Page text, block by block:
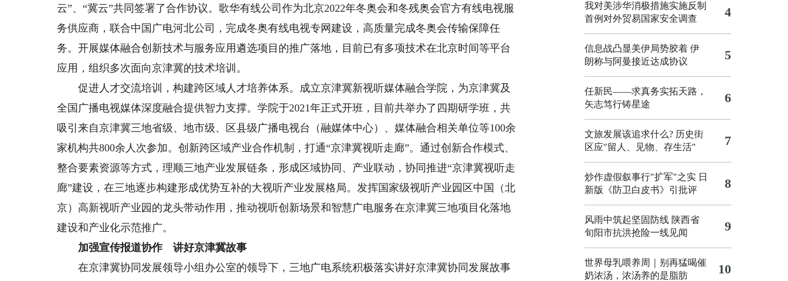
云”、“冀云”共同签署了合作协议。歌华有线公司作为北京2022年冬奥会和冬残奥会官方有线电视服
务供应商，联合中国广电河北公司，完成冬奥有线电视专网建设，高质量完成冬奥会传输保障任
务。开展媒体融合创新技术与服务应用遴选项目的推广落地，目前已有多项技术在北京时间等平台
应用，组织多次面向京津冀的技术培训。
促进人才交流培训，构建跨区域人才培养体系。成立京津冀新视听媒体融合学院，为京津冀及
全国广播电视媒体深度融合提供智力支撑。学院于2021年正式开班，目前共举办了四期研学班，共
吸引来自京津冀三地省级、地市级、区县级广播电视台（融媒体中心）、媒体融合相关单位等100余
家机构共800余人次参加。创新跨区域产业合作机制，打通“京津冀视听走廊”。通过创新合作模式、
整合要素资源等方式，理顺三地产业发展链条，形成区域协同、产业联动，协同推进“京津冀视听走
廊”建设，在三地逐步构建形成优势互补的大视听产业发展格局。发挥国家级视听产业园区中国（北
京）高新视听产业园的龙头带动作用，推动视听创新场景和智慧广电服务在京津冀三地项目化落地
建设和产业化示范推广。
加强宣传报道协作 讲好京津冀故事
在京津冀协同发展领导小组办公室的领导下，三地广电系统积极落实讲好京津冀协同发展故事
我对美涉华消极措施实施反制
首例对外贸易国家安全调查
4
信息战凸显美伊局势胶着 伊
朗称与阿曼接近达成协议
5
任新民——求真务实拓天路，
矢志笃行铸星途
6
文旅发展该追求什么? 历史街
区应"留人、见物、存生活"
7
炒作虚假叙事行"扩军"之实 日
新版《防卫白皮书》引批评
8
风雨中筑起坚固防线 陕西省
旬阳市抗洪抢险一线见闻
9
世界母乳喂养周｜别再猛喝催
奶浓汤，浓汤养的是脂肪
10